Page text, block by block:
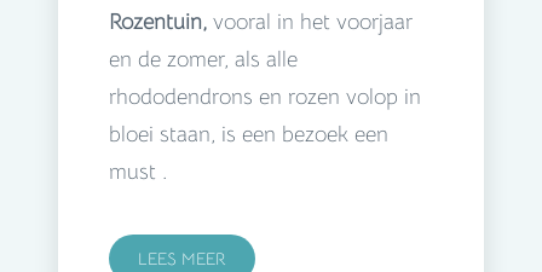
Rozentuin, vooral in het voorjaar
en de zomer, als alle
rhododendrons en rozen volop in
bloei staan, is een bezoek een
must .
LEES MEER